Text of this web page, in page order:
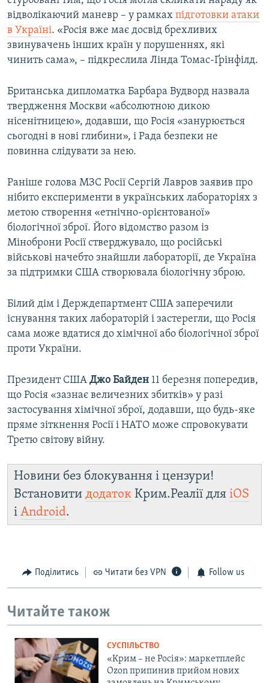
відволікаючий маневр – у рамках підготовки атаки
в Україні. «Росія вже має досвід брехливих
звинувачень інших країн у порушеннях, які
чинить сама», – підкреслила Лінда Томас-Ґрінфілд.
Британська дипломатка Барбара Вудворд назвала
твердження Москви «абсолютною дикою
нісенітницею», додавши, що Росія «занурюється
сьогодні в нові глибини», і Рада безпеки не
повинна слідувати за нею.
Раніше голова МЗС Росії Сергій Лавров заявив про
нібито експерименти в українських лабораторіях з
метою створення «етнічно-орієнтованої»
біологічної зброї. Його відомство разом із
Міноброни Росії стверджувало, що російські
військові начебто знайшли лабораторії, де Україна
за підтримки США створювала біологічну зброю.
Білий дім і Держдепартмент США заперечили
існування таких лабораторій і застерегли, що Росія
сама може вдатися до хімічної або біологічної зброї
проти України.
Президент США Джо Байден 11 березня попередив,
що Росія «зазнає величезних збитків» у разі
застосування хімічної зброї, додавши, що будь-яке
пряме зіткнення Росії і НАТО може спровокувати
Третю світову війну.
Новини без блокування і цензури!
Встановити додаток Крим.Реалії для iOS
і Android.
Поділитись Читати без VPN Follow us
Читайте також
СУСПІЛЬСТВО
«Крим – не Росія»: маркетплейс
Ozon припинив прийом нових